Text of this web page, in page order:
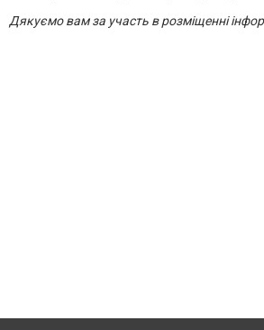
Дякуємо вам за участь в розміщенні